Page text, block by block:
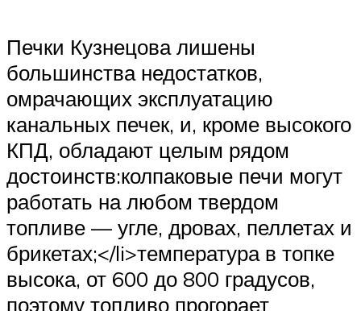
Печки Кузнецова лишены
большинства недостатков,
омрачающих эксплуатацию
канальных печек, и, кроме высокого
КПД, обладают целым рядом
достоинств:колпаковые печи могут
работать на любом твердом
топливе — угле, дровах, пеллетах и
брикетах;</li>температура в топке
высока, от 600 до 800 градусов,
поэтому топливо прогорает